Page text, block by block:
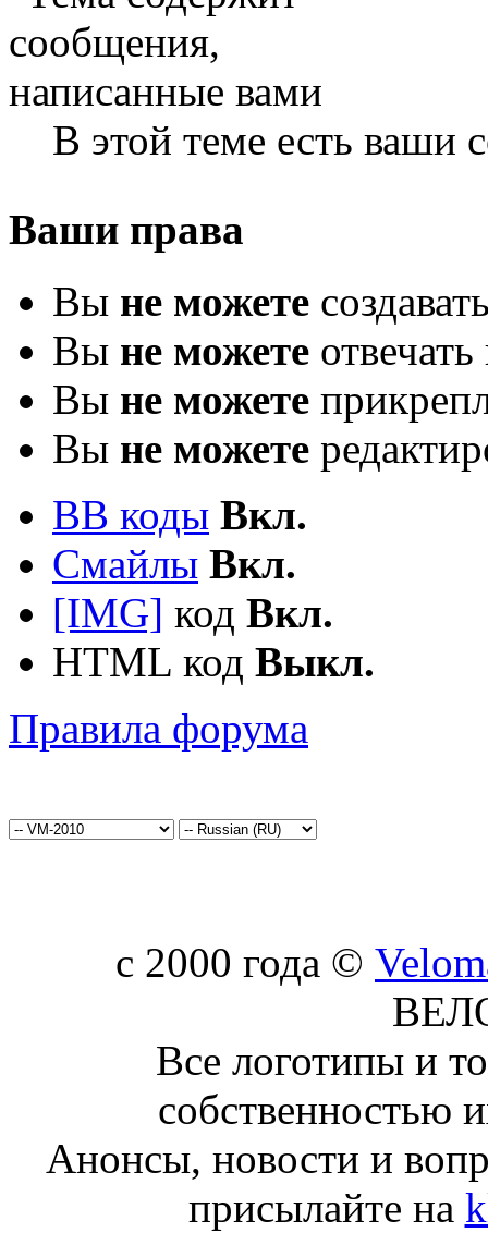
В этой теме есть ваши
Ваши права
Вы не можете
Вы не можете
Вы не можете
Вы не можете
BB коды Вкл.
Смайлы Вкл.
[IMG] код Вкл.
HTML код Выкл.
Правила форума
c 2000 года ©
Все логотипы и
собственностью
Анонсы, новости и
присылайте на